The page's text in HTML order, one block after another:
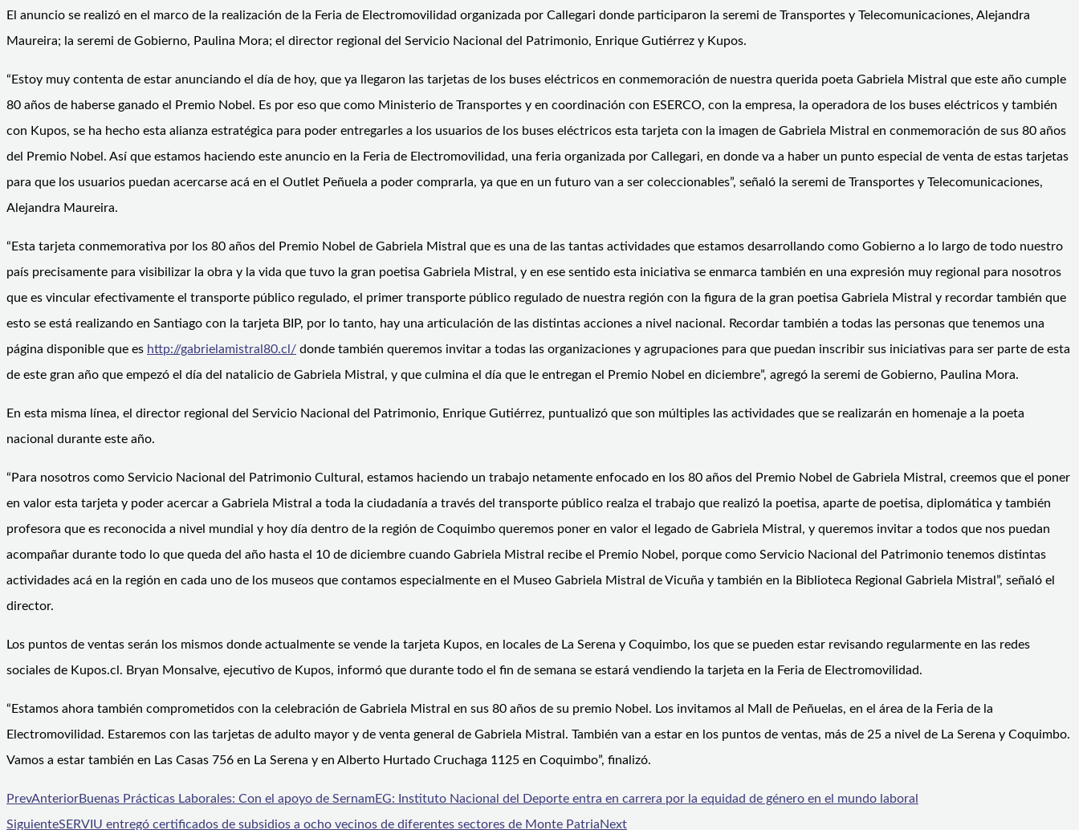
El anuncio se realizó en el marco de la realización de la Feria de Electromovilidad organizada por Callegari donde participaron la seremi de Transportes y Telecomunicaciones, Alejandra
Maureira; la seremi de Gobierno, Paulina Mora; el director regional del Servicio Nacional del Patrimonio, Enrique Gutiérrez y Kupos.
“Estoy muy contenta de estar anunciando el día de hoy, que ya llegaron las tarjetas de los buses eléctricos en conmemoración de nuestra querida poeta Gabriela Mistral que este año cumple
80 años de haberse ganado el Premio Nobel. Es por eso que como Ministerio de Transportes y en coordinación con ESERCO, con la empresa, la operadora de los buses eléctricos y también
con Kupos, se ha hecho esta alianza estratégica para poder entregarles a los usuarios de los buses eléctricos esta tarjeta con la imagen de Gabriela Mistral en conmemoración de sus 80 años
del Premio Nobel. Así que estamos haciendo este anuncio en la Feria de Electromovilidad, una feria organizada por Callegari, en donde va a haber un punto especial de venta de estas tarjetas
para que los usuarios puedan acercarse acá en el Outlet Peñuela a poder comprarla, ya que en un futuro van a ser coleccionables”, señaló la seremi de Transportes y Telecomunicaciones,
Alejandra Maureira.
“Esta tarjeta conmemorativa por los 80 años del Premio Nobel de Gabriela Mistral que es una de las tantas actividades que estamos desarrollando como Gobierno a lo largo de todo nuestro
país precisamente para visibilizar la obra y la vida que tuvo la gran poetisa Gabriela Mistral, y en ese sentido esta iniciativa se enmarca también en una expresión muy regional para nosotros
que es vincular efectivamente el transporte público regulado, el primer transporte público regulado de nuestra región con la figura de la gran poetisa Gabriela Mistral y recordar también que
esto se está realizando en Santiago con la tarjeta BIP, por lo tanto, hay una articulación de las distintas acciones a nivel nacional. Recordar también a todas las personas que tenemos una
página disponible que es http://gabrielamistral80.cl/ donde también queremos invitar a todas las organizaciones y agrupaciones para que puedan inscribir sus iniciativas para ser parte de esta
de este gran año que empezó el día del natalicio de Gabriela Mistral, y que culmina el día que le entregan el Premio Nobel en diciembre”, agregó la seremi de Gobierno, Paulina Mora.
En esta misma línea, el director regional del Servicio Nacional del Patrimonio, Enrique Gutiérrez, puntualizó que son múltiples las actividades que se realizarán en homenaje a la poeta
nacional durante este año.
“Para nosotros como Servicio Nacional del Patrimonio Cultural, estamos haciendo un trabajo netamente enfocado en los 80 años del Premio Nobel de Gabriela Mistral, creemos que el poner
en valor esta tarjeta y poder acercar a Gabriela Mistral a toda la ciudadanía a través del transporte público realza el trabajo que realizó la poetisa, aparte de poetisa, diplomática y también
profesora que es reconocida a nivel mundial y hoy día dentro de la región de Coquimbo queremos poner en valor el legado de Gabriela Mistral, y queremos invitar a todos que nos puedan
acompañar durante todo lo que queda del año hasta el 10 de diciembre cuando Gabriela Mistral recibe el Premio Nobel, porque como Servicio Nacional del Patrimonio tenemos distintas
actividades acá en la región en cada uno de los museos que contamos especialmente en el Museo Gabriela Mistral de Vicuña y también en la Biblioteca Regional Gabriela Mistral”, señaló el
director.
Los puntos de ventas serán los mismos donde actualmente se vende la tarjeta Kupos, en locales de La Serena y Coquimbo, los que se pueden estar revisando regularmente en las redes
sociales de Kupos.cl. Bryan Monsalve, ejecutivo de Kupos, informó que durante todo el fin de semana se estará vendiendo la tarjeta en la Feria de Electromovilidad.
“Estamos ahora también comprometidos con la celebración de Gabriela Mistral en sus 80 años de su premio Nobel. Los invitamos al Mall de Peñuelas, en el área de la Feria de la
Electromovilidad. Estaremos con las tarjetas de adulto mayor y de venta general de Gabriela Mistral. También van a estar en los puntos de ventas, más de 25 a nivel de La Serena y Coquimbo.
Vamos a estar también en Las Casas 756 en La Serena y en Alberto Hurtado Cruchaga 1125 en Coquimbo”, finalizó.
PrevAnteriorBuenas Prácticas Laborales: Con el apoyo de SernamEG: Instituto Nacional del Deporte entra en carrera por la equidad de género en el mundo laboral
SiguienteSERVIU entregó certificados de subsidios a ocho vecinos de diferentes sectores de Monte PatriaNext